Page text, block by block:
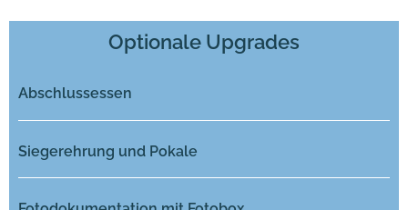
Optionale Upgrades
Abschlussessen
Siegerehrung und Pokale